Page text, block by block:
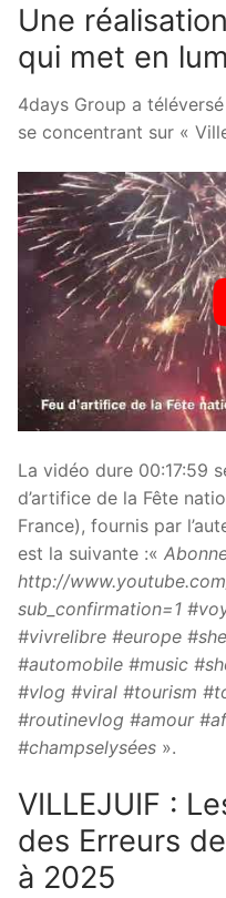
Une
qui met en
4days Group a
se concentrant sur «
La vidéo dure 00:17:59
d’artifice de la Fête
France), fournis par
est la suivante :«
http://
sub_confirmation=1
#vivrelibre #europe
#automobile #music
#vlog #viral #tourism
#routinevlog #amour
#champselysées ».
VILLEJUIF :
des Erreurs
à 2025